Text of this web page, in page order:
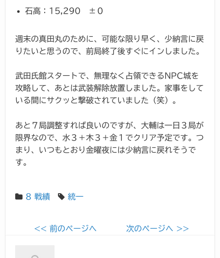
石高：15,290 ±０
週末の真田丸のために、可能な限り早く、少納言に戻
りたいと思うので、前局終了後すぐにインしました。
武田氏館スタートで、無理なく占領できるNPC城を
攻略して、あとは武装解除放置しました。家事をして
いる間にサクッと撃破されていました（笑）。
あと７局調整すれば良いのですが、大輔は一日３局が
限界なので、水３＋木３＋金１でクリア予定です。つ
まり、いつもとおり金曜夜には少納言に戻れそうで
す。
8 戦績 統一
<< 前のページへ 次のページへ >>